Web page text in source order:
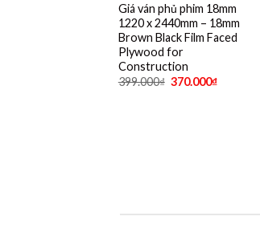
Giá ván phủ phim 18mm
1220 x 2440mm – 18mm
Brown Black Film Faced
Plywood for
Construction
399.000₫ 370.000₫